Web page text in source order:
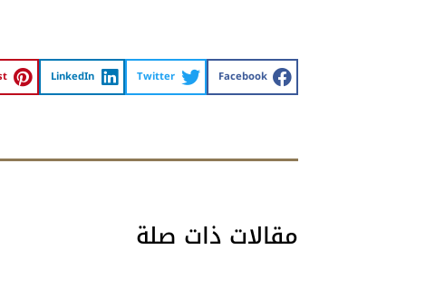
Facebook
Twitter
LinkedIn
مقالات ذات صلة